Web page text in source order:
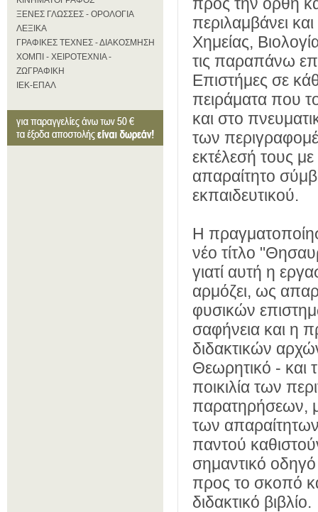
ΞΕΝΕΣ ΓΛΩΣΣΕΣ - ΟΡΟΛΟΓΙΑ
ΛΕΞΙΚΑ
ΓΡΑΦΙΚΕΣ ΤΕΧΝΕΣ - ΔΙΑΚΟΣΜΗΣΗ
ΧΟΜΠΙ - ΧΕΙΡΟΤΕΧΝΙΑ -
ΖΩΓΡΑΦΙΚΗ
ΙΕΚ-ΕΠΑΛ
περιλαμβάνει
Χημείας,
τις παραπάνω
Επιστήμες σε
πειράματα που
και στο
των
εκτέλεσή τους
απαραίτητο
εκπαιδευτικού.
Η
νέο τίτλο
γιατί αυτή η
αρμόζει, ως
φυσικών
σαφήνεια και η
διδακτικών
Θεωρητικό - και
ποικιλία των
παρατηρήσεων,
των
παντού
σημαντικό
προς το σκοπό
διδακτικό βιβλίο.